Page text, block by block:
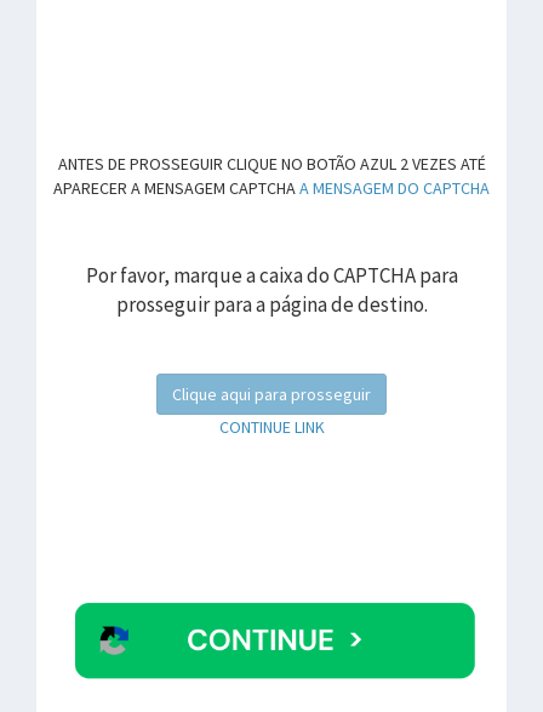
ANTES DE PROSSEGUIR CLIQUE NO BOTÃO AZUL 2 VEZES ATÉ
APARECER A MENSAGEM CAPTCHAA MENSAGEM DO CAPTCHA
Por favor, marque a caixa do CAPTCHA para
prosseguir para a página de destino.
Clique aqui para prosseguir
CONTINUE LINK